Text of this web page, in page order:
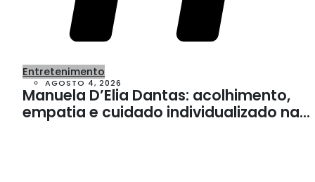
Entretenimento
AGOSTO 4, 2026
Manuela D’Elia Dantas: acolhimento,
empatia e cuidado individualizado na